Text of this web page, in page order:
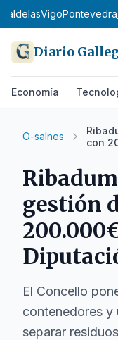
VigoPontevedra
Diario
Economía
O-salnes
con
gestión
El Concello
contenedores
separar